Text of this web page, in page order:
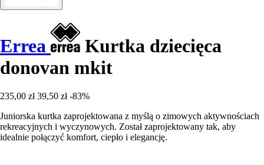
Errea
Kurtka dziecięca
donovan mkit
235,00 zł 39,50 zł -83%
Juniorska kurtka zaprojektowana z myślą o zimowych aktywnościach
rekreacyjnych i wyczynowych. Został zaprojektowany tak, aby
idealnie połączyć komfort, ciepło i elegancję.